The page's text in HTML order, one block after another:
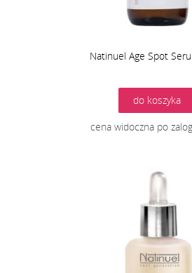
Natinuel Age Spot
do koszyka
cena widoczna po